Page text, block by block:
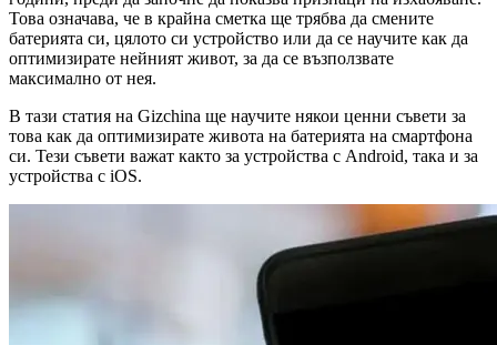
Това означава, че в крайна сметка ще трябва да смените
батерията си, цялото си устройство или да се научите как да
оптимизирате нейният живот, за да се възползвате
максимално от нея.
В тази статия на Gizchina ще научите някои ценни съвети за
това как да оптимизирате живота на батерията на смартфона
си. Тези съвети важат както за устройства с Android, така и за
устройства с iOS.